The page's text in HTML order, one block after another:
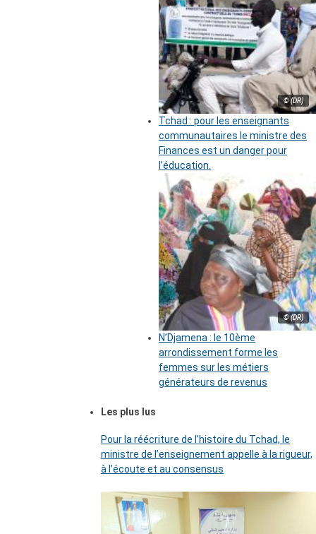
© (DR)
Tchad : pour les enseignants
communautaires le ministre des
Finances est un danger pour
l’éducation.
© (DR)
N’Djamena : le 10ème
arrondissement forme les
femmes sur les métiers
générateurs de revenus
Les plus lus
Pour la réécriture de l’histoire du Tchad, le
ministre de l’enseignement appelle à la rigueur,
à l’écoute et au consensus